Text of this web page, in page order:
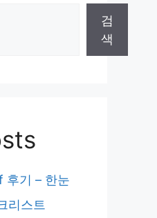
검
색
후기 – 한눈
리스트